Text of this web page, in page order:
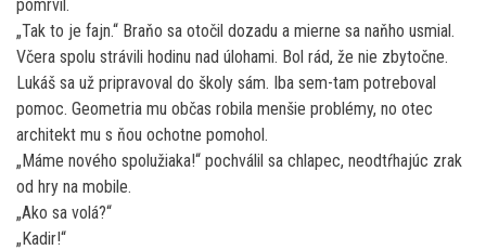
pomrvil.
„Tak to je fajn.“ Braňo sa otočil dozadu a mierne sa naňho usmial.
Včera spolu strávili hodinu nad úlohami. Bol rád, že nie zbytočne.
Lukáš sa už pripravoval do školy sám. Iba sem-tam potreboval
pomoc. Geometria mu občas robila menšie problémy, no otec
architekt mu s ňou ochotne pomohol.
„Máme nového spolužiaka!“ pochválil sa chlapec, neodtŕhajúc zrak
od hry na mobile.
„Ako sa volá?“
„Kadir!“